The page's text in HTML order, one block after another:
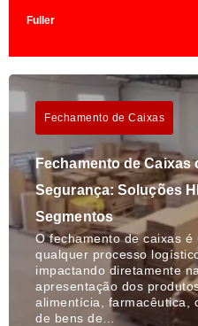
Fuller
Fechamento de Caixas
Fechamento de Caixas
Segurança: Soluções
Segmentos
O fechamento de caixas
qualquer processo
impactando diretamente
apresentação dos
alimentícia, farmacêutica,
de bens de…